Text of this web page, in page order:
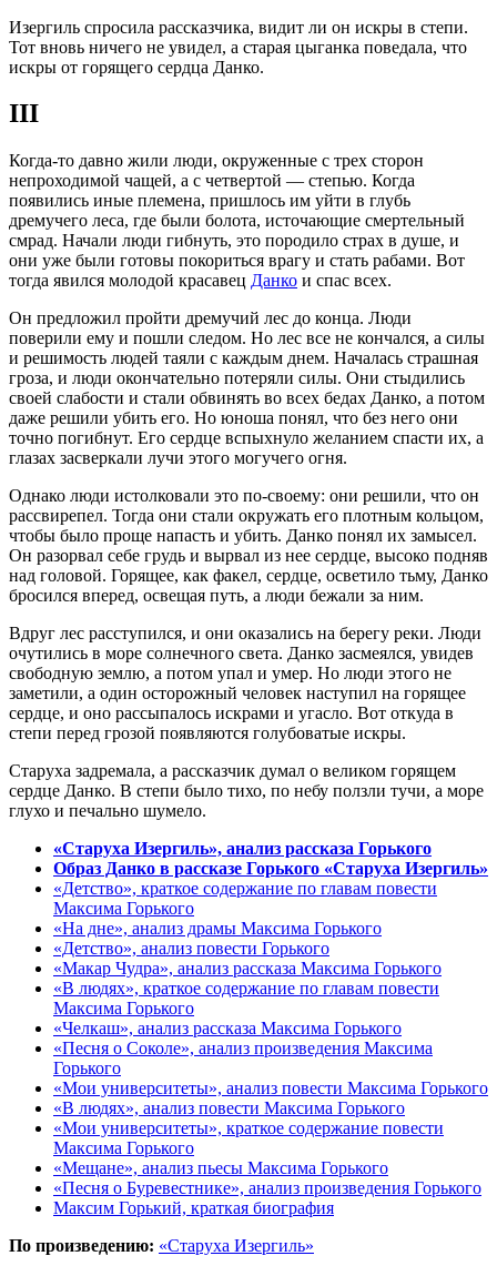
Изергиль спросила рассказчика, видит ли он искры в степи.
Тот вновь ничего не увидел, а старая цыганка поведала, что
искры от горящего сердца Данко.
III
Когда-то давно жили люди, окруженные с трех сторон
непроходимой чащей, а с четвертой — степью. Когда
появились иные племена, пришлось им уйти в глубь
дремучего леса, где были болота, источающие смертельный
смрад. Начали люди гибнуть, это породило страх в душе, и
они уже были готовы покориться врагу и стать рабами. Вот
тогда явился молодой красавец Данко и спас всех.
Он предложил пройти дремучий лес до конца. Люди
поверили ему и пошли следом. Но лес все не кончался, а силы
и решимость людей таяли с каждым днем. Началась страшная
гроза, и люди окончательно потеряли силы. Они стыдились
своей слабости и стали обвинять во всех бедах Данко, а потом
даже решили убить его. Но юноша понял, что без него они
точно погибнут. Его сердце вспыхнуло желанием спасти их, а
глазах засверкали лучи этого могучего огня.
Однако люди истолковали это по-своему: они решили, что он
рассвирепел. Тогда они стали окружать его плотным кольцом,
чтобы было проще напасть и убить. Данко понял их замысел.
Он разорвал себе грудь и вырвал из нее сердце, высоко подняв
над головой. Горящее, как факел, сердце, осветило тьму, Данко
бросился вперед, освещая путь, а люди бежали за ним.
Вдруг лес расступился, и они оказались на берегу реки. Люди
очутились в море солнечного света. Данко засмеялся, увидев
свободную землю, а потом упал и умер. Но люди этого не
заметили, а один осторожный человек наступил на горящее
сердце, и оно рассыпалось искрами и угасло. Вот откуда в
степи перед грозой появляются голубоватые искры.
Старуха задремала, а рассказчик думал о великом горящем
сердце Данко. В степи было тихо, по небу ползли тучи, а море
глухо и печально шумело.
«Старуха Изергиль», анализ рассказа Горького
Образ Данко в рассказе Горького «Старуха Изергиль»
«Детство», краткое содержание по главам повести
Максима Горького
«На дне», анализ драмы Максима Горького
«Детство», анализ повести Горького
«Макар Чудра», анализ рассказа Максима Горького
«В людях», краткое содержание по главам повести
Максима Горького
«Челкаш», анализ рассказа Максима Горького
«Песня о Соколе», анализ произведения Максима
Горького
«Мои университеты», анализ повести Максима Горького
«В людях», анализ повести Максима Горького
«Мои университеты», краткое содержание повести
Максима Горького
«Мещане», анализ пьесы Максима Горького
«Песня о Буревестнике», анализ произведения Горького
Максим Горький, краткая биография
По произведению: «Старуха Изергиль»